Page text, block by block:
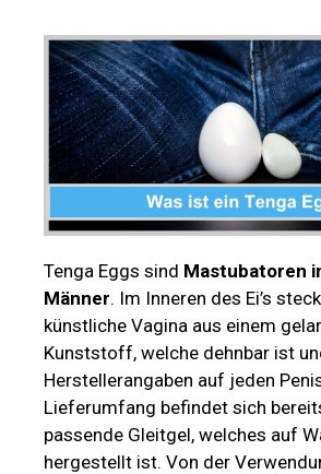
Tenga Eggs sind Mastubatoren
Männer. Im Inneren des Ei’s
künstliche Vagina aus einem
Kunststoff, welche dehnbar ist
Herstellerangaben auf jeden
Lieferumfang befindet sich
passende Gleitgel, welches auf
hergestellt ist. Von der